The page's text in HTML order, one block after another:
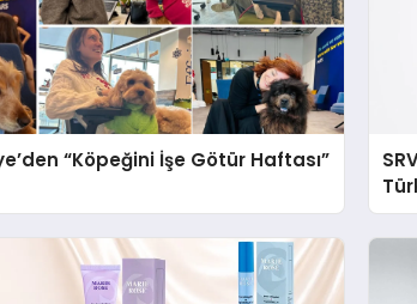
“Köpeğini İşe Götür Haftası”